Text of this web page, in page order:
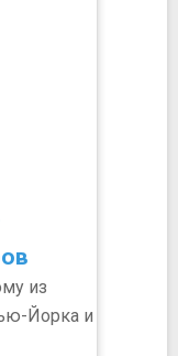
из
Йорка и